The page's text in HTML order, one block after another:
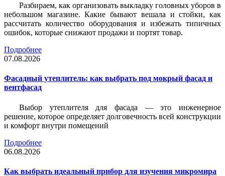
Разбираем, как организовать выкладку головных уборов в
небольшом магазине. Какие бывают вешала и стойки, как
рассчитать количество оборудования и избежать типичных
ошибок, которые снижают продажи и портят товар.
Подробнее
07.08.2026
Фасадный утеплитель: как выбрать под мокрый фасад и
вентфасад
Выбор утеплителя для фасада — это инженерное
решение, которое определяет долговечность всей конструкции
и комфорт внутри помещений
Подробнее
06.08.2026
Как выбрать идеальный прибор для изучения микромира